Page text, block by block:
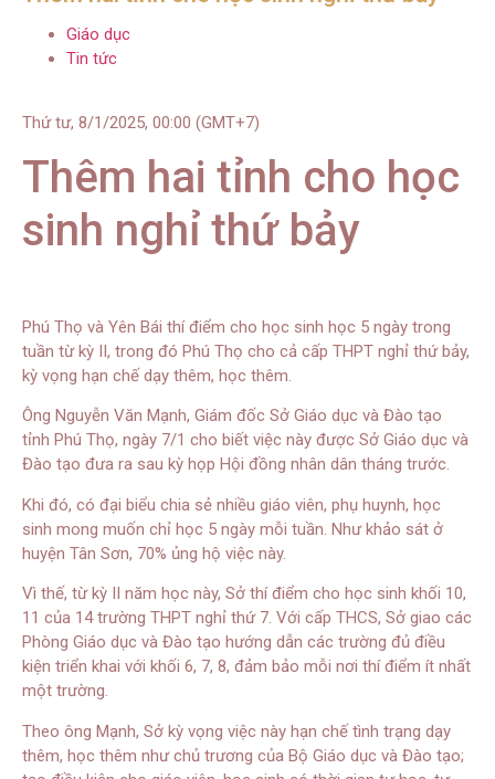
Giáo dục
Tin tức
Thứ tư, 8/1/2025, 00:00 (GMT+7)
Thêm hai tỉnh cho học
sinh nghỉ thứ bảy
Phú Thọ và Yên Bái thí điểm cho học sinh học 5 ngày trong
tuần từ kỳ II, trong đó Phú Thọ cho cả cấp THPT nghỉ thứ bảy,
kỳ vọng hạn chế dạy thêm, học thêm.
Ông Nguyễn Văn Mạnh, Giám đốc Sở Giáo dục và Đào tạo
tỉnh Phú Thọ, ngày 7/1 cho biết việc này được Sở Giáo dục và
Đào tạo đưa ra sau kỳ họp Hội đồng nhân dân tháng trước.
Khi đó, có đại biểu chia sẻ nhiều giáo viên, phụ huynh, học
sinh mong muốn chỉ học 5 ngày mỗi tuần. Như khảo sát ở
huyện Tân Sơn, 70% ủng hộ việc này.
Vì thế, từ kỳ II năm học này, Sở thí điểm cho học sinh khối 10,
11 của 14 trường THPT nghỉ thứ 7. Với cấp THCS, Sở giao các
Phòng Giáo dục và Đào tạo hướng dẫn các trường đủ điều
kiện triển khai với khối 6, 7, 8, đảm bảo mỗi nơi thí điểm ít nhất
một trường.
Theo ông Mạnh, Sở kỳ vọng việc này hạn chế tình trạng dạy
thêm, học thêm như chủ trương của Bộ Giáo dục và Đào tạo;